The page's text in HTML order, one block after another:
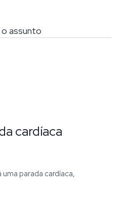
assunto
cardíaca
parada cardíaca,